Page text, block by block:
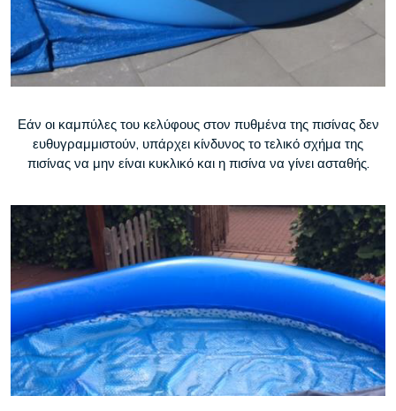
Εάν οι καμπύλες του κελύφους στον πυθμένα της πισίνας δεν
ευθυγραμμιστούν, υπάρχει κίνδυνος το τελικό σχήμα της
πισίνας να μην είναι κυκλικό και η πισίνα να γίνει ασταθής.